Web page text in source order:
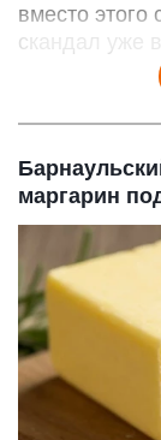
вместо
скандал уже
маргарин